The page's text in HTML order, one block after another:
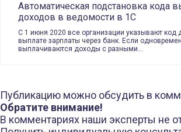
Автоматическая подстановка кода
доходов в ведомости в 1С
С 1 июня 2020 все организации указывают код
выплате зарплаты через банк. Если
выплачиваются доходы с разными…
Публикацию можно обсудить в
Обратите внимание!
В комментариях наши эксперты не